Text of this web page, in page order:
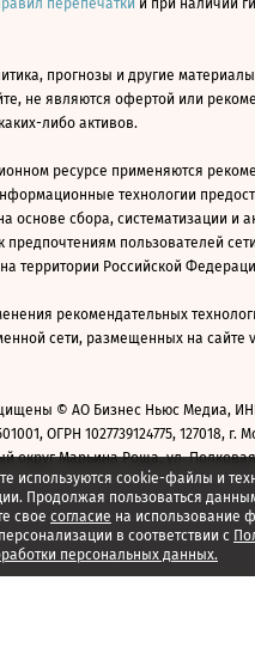
используются cookie-файлы и
Продолжая пользоваться
свое согласие на использование
в соответствии с
персональных данных.
перепечатки и при наличии
прогнозы и другие
не являются офертой или
либо активов.
ресурсе применяются
технологии
основе сбора, систематизации и
предпочтениям пользователей
территории Российской
рекомендательных
сети, размещенных на сайте
© АО Бизнес Ньюс Медиа,
ОГРН 1027739124775, 127018, г.
округ Марьина Роща, ул. Полковая,